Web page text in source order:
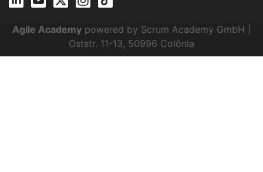
Agile Academy powered by Scrum Academy GmbH |
Oststr. 11-13, 50996 Colônia